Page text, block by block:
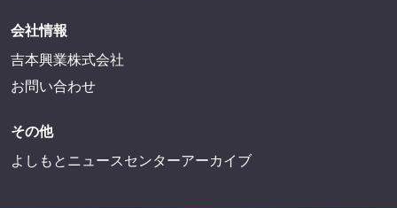
会社情報
吉本興業株式会社
お問い合わせ
その他
よしもとニュースセンターアーカイブ